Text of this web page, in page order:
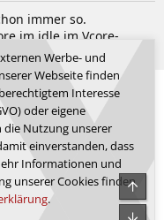
immer so.
im idle im Vcore-
Nächste
Link
Werbe- und
Webseite finden
Interesse
oder eigene
die Nutzung unserer
einverstanden, dass
Informationen und
unserer Cookies finden
.